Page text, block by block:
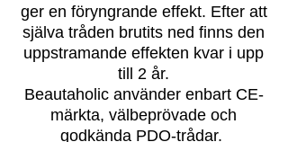
ger en föryngrande effekt. Efter att
själva tråden brutits ned finns den
uppstramande effekten kvar i upp
till 2 år.
Beautaholic använder enbart CE-
märkta, välbeprövade och
godkända PDO-trådar.